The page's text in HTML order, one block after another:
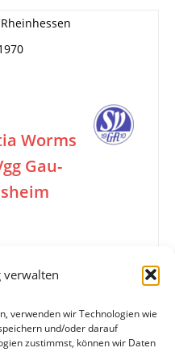
verwenden wir Technologien wie
und/oder darauf
zustimmst, können wir Daten
Worms
Gau-